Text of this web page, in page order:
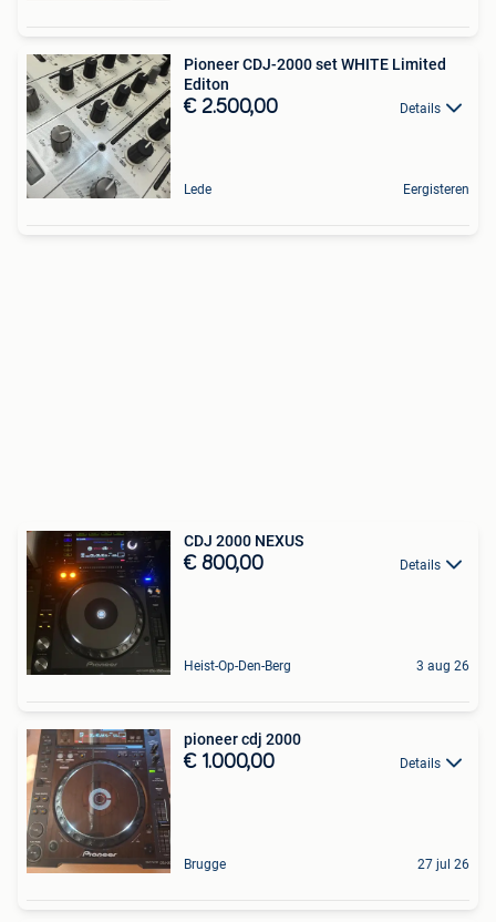
Pioneer CDJ-2000 set WHITE Limited
Editon
€ 2.500,00 Details
Lede Eergisteren
CDJ 2000 NEXUS
€ 800,00 Details
Heist-Op-Den-Berg 3 aug 26
pioneer cdj 2000
€ 1.000,00 Details
Brugge 27 jul 26